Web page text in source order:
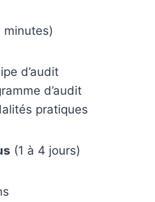
minutes)
d’audit
d’audit
pratiques
(1 à 4 jours)